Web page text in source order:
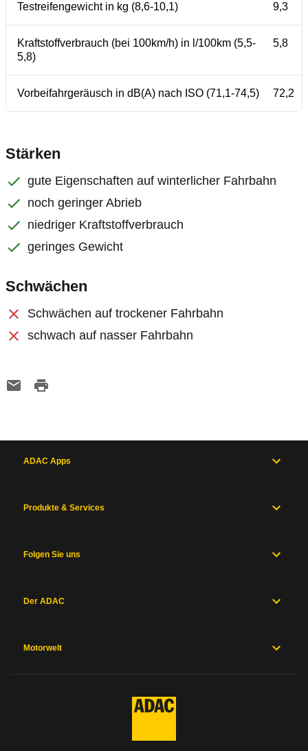
Testreifengewicht in kg (8,6-10,1) 9,3
Kraftstoffverbrauch (bei 100km/h) in l/100km (5,5-
5,8)
5,8
Vorbeifahrgeräusch in dB(A) nach ISO (71,1-74,5) 72,2
Stärken
gute Eigenschaften auf winterlicher Fahrbahn
noch geringer Abrieb
niedriger Kraftstoffverbrauch
geringes Gewicht
Schwächen
Schwächen auf trockener Fahrbahn
schwach auf nasser Fahrbahn
ADAC Apps
Produkte & Services
Folgen Sie uns
Der ADAC
Motorwelt